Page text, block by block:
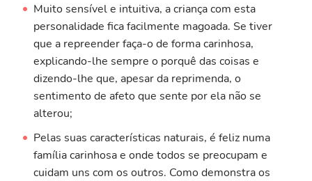
Muito sensível e intuitiva, a criança com esta
personalidade fica facilmente magoada. Se tiver
que a repreender faça-o de forma carinhosa,
explicando-lhe sempre o porquê das coisas e
dizendo-lhe que, apesar da reprimenda, o
sentimento de afeto que sente por ela não se
alterou;
Pelas suas características naturais, é feliz numa
família carinhosa e onde todos se preocupam e
cuidam uns com os outros. Como demonstra os